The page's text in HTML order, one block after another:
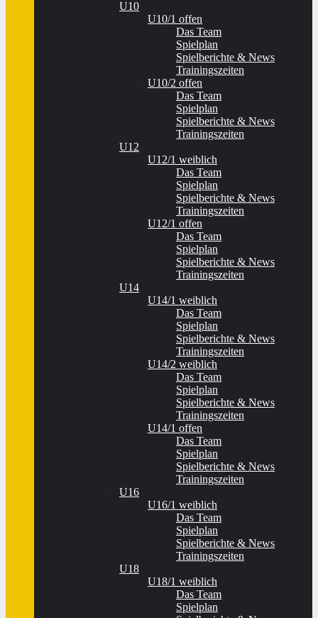
U10
U10/1 offen
Das Team
Spielplan
Spielberichte & News
Trainingszeiten
U10/2 offen
Das Team
Spielplan
Spielberichte & News
Trainingszeiten
U12
U12/1 weiblich
Das Team
Spielplan
Spielberichte & News
Trainingszeiten
U12/1 offen
Das Team
Spielplan
Spielberichte & News
Trainingszeiten
U14
U14/1 weiblich
Das Team
Spielplan
Spielberichte & News
Trainingszeiten
U14/2 weiblich
Das Team
Spielplan
Spielberichte & News
Trainingszeiten
U14/1 offen
Das Team
Spielplan
Spielberichte & News
Trainingszeiten
U16
U16/1 weiblich
Das Team
Spielplan
Spielberichte & News
Trainingszeiten
U18
U18/1 weiblich
Das Team
Spielplan